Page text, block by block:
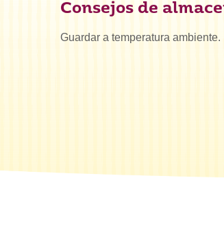
Consejos de
Guardar a temperatura ambiente.